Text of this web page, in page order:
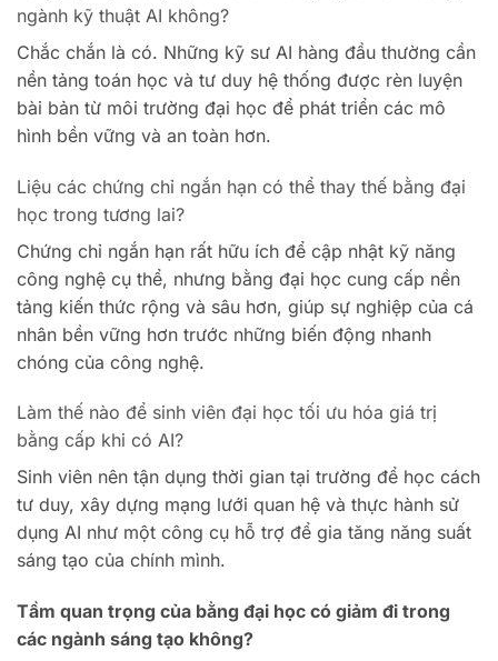
ngành kỹ thuật AI không?
Chắc chắn là có. Những kỹ sư AI hàng đầu thường cần
nền tảng toán học và tư duy hệ thống được rèn luyện
bài bản từ môi trường đại học để phát triển các mô
hình bền vững và an toàn hơn.
Liệu các chứng chỉ ngắn hạn có thể thay thế bằng đại
học trong tương lai?
Chứng chỉ ngắn hạn rất hữu ích để cập nhật kỹ năng
công nghệ cụ thể, nhưng bằng đại học cung cấp nền
tảng kiến thức rộng và sâu hơn, giúp sự nghiệp của cá
nhân bền vững hơn trước những biến động nhanh
chóng của công nghệ.
Làm thế nào để sinh viên đại học tối ưu hóa giá trị
bằng cấp khi có AI?
Sinh viên nên tận dụng thời gian tại trường để học cách
tư duy, xây dựng mạng lưới quan hệ và thực hành sử
dụng AI như một công cụ hỗ trợ để gia tăng năng suất
sáng tạo của chính mình.
Tầm quan trọng của bằng đại học có giảm đi trong
các ngành sáng tạo không?